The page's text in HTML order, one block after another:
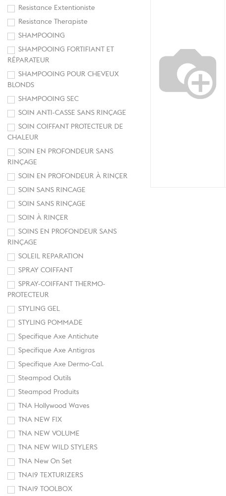
Resistance Extentioniste
Resistance Therapiste
SHAMPOOING
SHAMPOOING FORTIFIANT ET
RÉPARATEUR
SHAMPOOING POUR CHEVEUX
BLONDS
SHAMPOOING SEC
SOIN ANTI-CASSE SANS RINÇAGE
SOIN COIFFANT PROTECTEUR DE
CHALEUR
SOIN EN PROFONDEUR SANS
RINÇAGE
SOIN EN PROFONDEUR À RINÇER
SOIN SANS RINCAGE
SOIN SANS RINÇAGE
SOIN À RINÇER
SOINS EN PROFONDEUR SANS
RINÇAGE
SOLEIL REPARATION
SPRAY COIFFANT
SPRAY-COIFFANT THERMO-
PROTECTEUR
STYLING GEL
STYLING POMMADE
Specifique Axe Antichute
Specifique Axe Antigras
Specifique Axe Dermo-Cal.
Steampod Outils
Steampod Produits
TNA Hollywood Waves
TNA NEW FIX
TNA NEW VOLUME
TNA NEW WILD STYLERS
TNA New On Set
TNA19 TEXTURIZERS
TNA19 TOOLBOX